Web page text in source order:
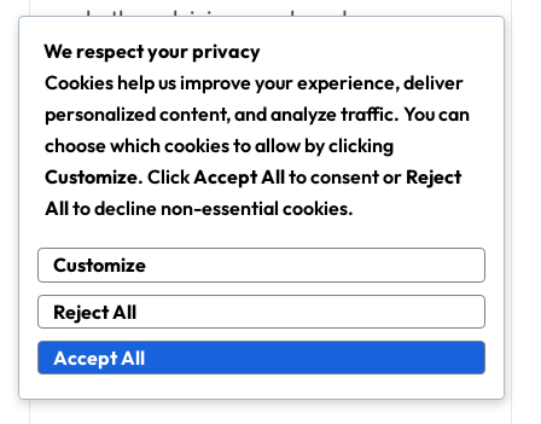
kutlamak için sosyal medya
platformlarını kullanın.
Yeni takip özellikleri veya ödül
duyuruları içerebilecek resmi Age of
Empires IV güncellemelerini kontrol
edin.
Bu araçları etkili bir şekilde kullanarak,
etkinlik sırasında mümkün olan en iyi ödülleri
elde etmek için doğru yolda olduğunuzdan
emin olabilirsiniz.
We respect your privacy
Cookies help us improve your experience, deliver
personalized content, and analyze traffic. You can
choose which cookies to allow by clicking
Customize. ClickAccept Allto consent or Reject
Allto decline non-essential cookies.
Customize
Reject All
Accept All